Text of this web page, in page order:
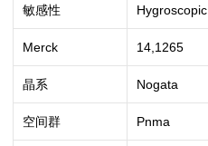
敏感性 Hygroscopic
Merck 14,1265
晶系 Nogata
空间群 Pnma